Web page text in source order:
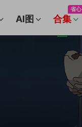
AI图 合集
省心